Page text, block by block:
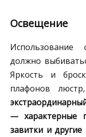
Освещение
Использование
должно
Яркость и
плафонов
— характерные
завитки и